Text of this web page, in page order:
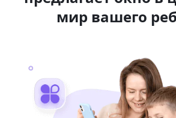
мир вашего